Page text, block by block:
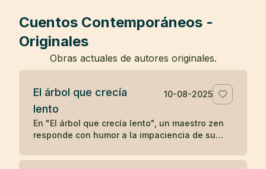
estas verdades.
Cuentos Contemporáneos -
Originales
Obras actuales de autores originales.
El árbol que crecía
lento
10-08-2025
En "El árbol que crecía lento", un maestro zen
responde con humor a la impaciencia de su
verdadero no se apresura.